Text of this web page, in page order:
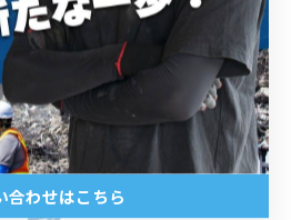
解体や修理を行った事例では、
されたケースもあります。費用管
制度の積極的な活用を検討しま
合わせはこちら